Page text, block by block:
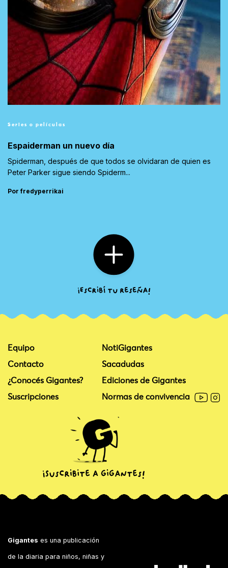
Series o películas
Espaiderman un nuevo día
Spiderman, después de que todos se olvidaran de quien es
Peter Parker sigue siendo Spiderm...
Por fredyperrikai
Equipo
Contacto
¿Conocés Gigantes?
Suscripciones
NotiGigantes
Sacadudas
Ediciones de Gigantes
Normas de convivencia
Gigantes es una publicación
de la diaria para niños, niñas y